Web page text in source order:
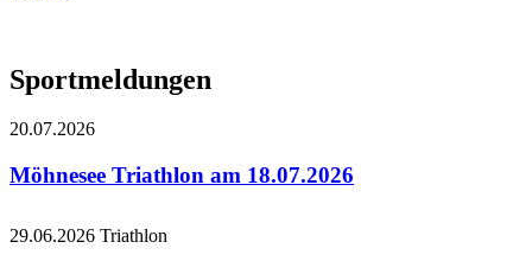
Sportmeldungen
20.07.2026
Möhnesee Triathlon am 18.07.2026
29.06.2026 Triathlon